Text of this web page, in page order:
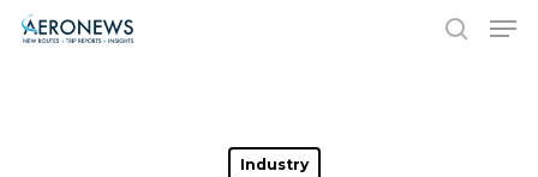
Hit enter to search or ESC to close
Industry